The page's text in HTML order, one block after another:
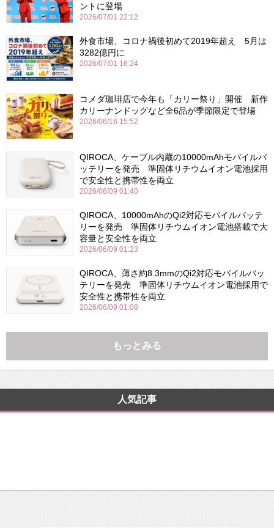
ントに登場
2026/07/01 22:12
外食市場、コロナ禍後初めて2019年超え 5月は
3282億円に
2026/07/01 16:24
コメダ珈琲店で今年も「カリー祭り」開催 新作
カリーナンドッグなど全6品が季節限定で登場
2026/06/16 15:52
QIROCA、ケーブル内蔵の10000mAhモバイルバ
ッテリーを発売 準固体リチウムイオン電池採用
で安全性と携帯性を両立
2026/06/09 01:40
QIROCA、10000mAhのQi2対応モバイルバッテ
リーを発売 準固体リチウムイオン電池搭載で大
容量と安全性を両立
2026/06/09 01:23
QIROCA、薄さ約8.3mmのQi2対応モバイルバッ
テリーを発売 準固体リチウムイオン電池採用で
安全性と携帯性を両立
2026/06/09 01:08
もっとみる
人気記事